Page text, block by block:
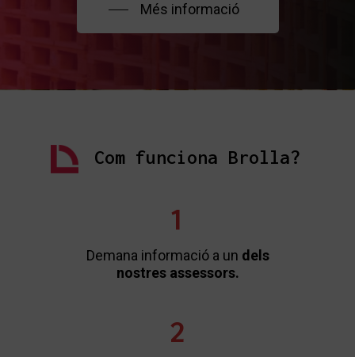
Més informació
Com funciona Brolla?
1
Demana informació a un dels
nostres assessors.
2